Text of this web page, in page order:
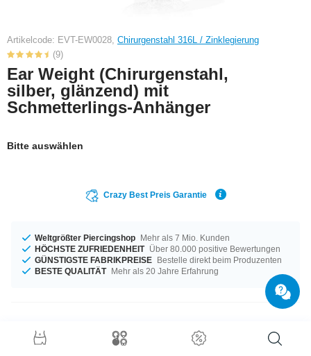
Artikelcode: EVT-EW0028, Chirurgenstahl 316L / Zinklegierung
(9)
Ear Weight (Chirurgenstahl,
silber, glänzend) mit
Schmetterlings-Anhänger
Bitte auswählen
Crazy Best Preis Garantie
Weltgrößter Piercingshop Mehr als 7 Mio. Kunden
HÖCHSTE ZUFRIEDENHEIT Über 80.000 positive Bewertungen
GÜNSTIGSTE FABRIKPREISE Bestelle direkt beim Produzenten
BESTE QUALITÄT Mehr als 20 Jahre Erfahrung
Produktdetails